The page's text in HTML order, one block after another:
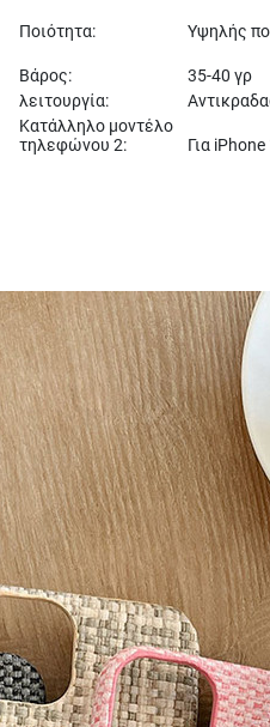
Ποιότητα:
Υψηλής
Βάρος:
35-40 γρ
λειτουργία:
Κατάλληλο μοντέλο
τηλεφώνου 2:
Για